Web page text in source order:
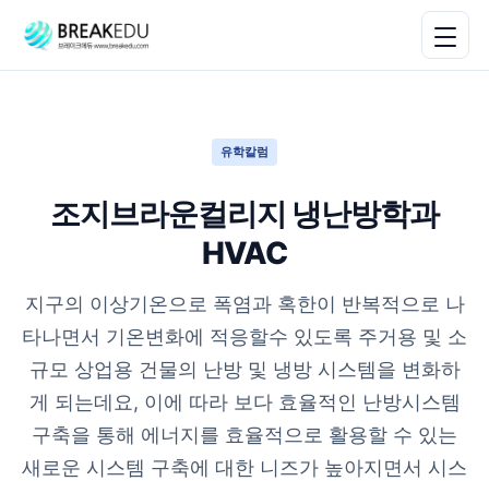
유학칼럼
조지브라운컬리지 냉난방학과
HVAC
지구의 이상기온으로 폭염과 혹한이 반복적으로 나
타나면서 기온변화에 적응할수 있도록 주거용 및 소
규모 상업용 건물의 난방 및 냉방 시스템을 변화하
게 되는데요, 이에 따라 보다 효율적인 난방시스템
구축을 통해 에너지를 효율적으로 활용할 수 있는
새로운 시스템 구축에 대한 니즈가 높아지면서 시스